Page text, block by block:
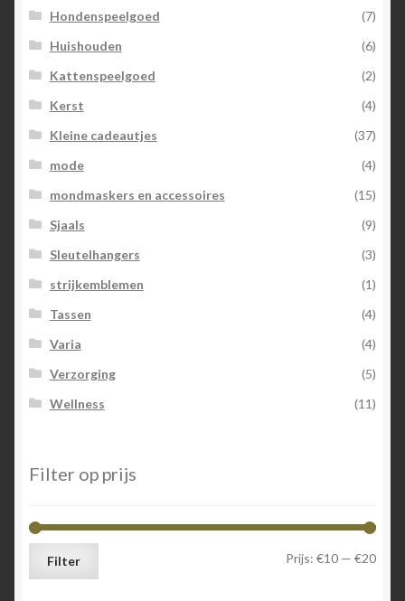
Hondenspeelgoed
(7)
Huishouden
(6)
Kattenspeelgoed
(2)
Kerst
(4)
Kleine cadeautjes
(37)
mode
(4)
mondmaskers en accessoires
(15)
Sjaals
(9)
Sleutelhangers
(3)
strijkemblemen
(1)
Tassen
(4)
Varia
(4)
Verzorging
(5)
Wellness
(11)
Filter op prijs
Min.
Max.
Filter Prijs: €10 — €20